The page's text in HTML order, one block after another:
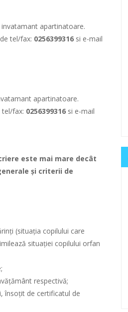
apartinatoare.
tel/fax: 0256399316 si e-mail
apartinatoare.
tel/fax: 0256399316 si e-mail
este mai mare decât
și criterii de
(situația copilului care
situației copilului orfan
respectivă;
însoțit de certificatul de